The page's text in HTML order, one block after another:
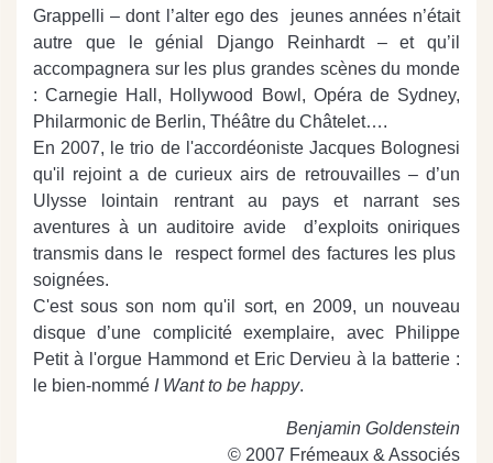
Grappelli – dont l’alter ego des jeunes années n’était
autre que le génial Django Reinhardt – et qu’il
accompagnera sur les plus grandes scènes du monde
: Carnegie Hall, Hollywood Bowl, Opéra de Sydney,
Philarmonic de Berlin, Théâtre du Châtelet….
En 2007, le trio de l'accordéoniste Jacques Bolognesi
qu'il rejoint a de curieux airs de retrouvailles – d’un
Ulysse lointain rentrant au pays et narrant ses
aventures à un auditoire avide d’exploits oniriques
transmis dans le respect formel des factures les plus
soignées.
C'est sous son nom qu'il sort, en 2009, un nouveau
disque d’une complicité exemplaire, avec Philippe
Petit à l'orgue Hammond et Eric Dervieu à la batterie :
le bien-nommé I Want to be happy.
Benjamin Goldenstein
© 2007 Frémeaux & Associés